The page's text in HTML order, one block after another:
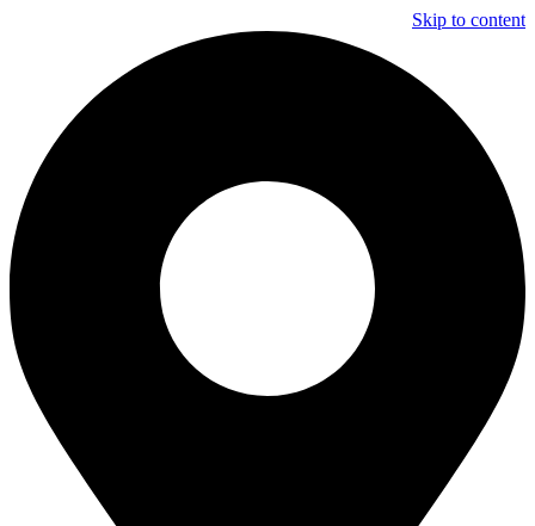
Skip to content